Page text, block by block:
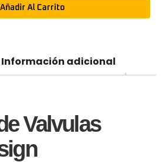
Añadir Al Carrito
Información adicional
Valvulas